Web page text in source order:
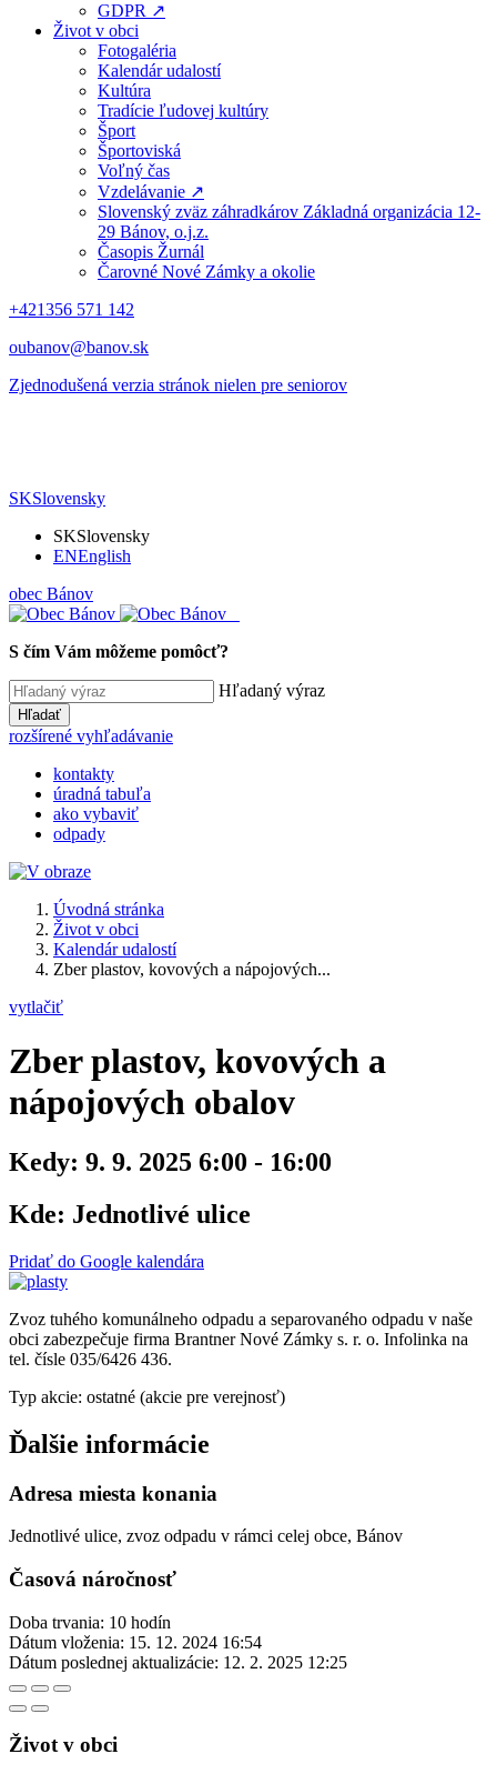
GDPR ↗
Život v obci
Fotogaléria
Kalendár udalostí
Kultúra
Tradície ľudovej kultúry
Šport
Športoviská
Voľný čas
Vzdelávanie ↗
Slovenský zväz záhradkárov Základná organizácia 12-
29 Bánov, o.j.z.
Časopis Žurnál
Čarovné Nové Zámky a okolie
+421356 571 142
oubanov@banov.sk
Zjednodušená verzia stránok nielen pre seniorov
SKSlovensky
SKSlovensky
ENEnglish
obec Bánov
S čím Vám môžeme pomôcť?
Hľadaný výraz
Hľadať
rozšírené vyhľadávanie
kontakty
úradná tabuľa
ako vybaviť
odpady
Úvodná stránka
Život v obci
Kalendár udalostí
Zber plastov, kovových a nápojových...
vytlačiť
Zber plastov, kovových a
nápojových obalov
Kedy: 9. 9. 2025 6:00 - 16:00
Kde: Jednotlivé ulice
Pridať do Google kalendára
Zvoz tuhého komunálneho odpadu a separovaného odpadu v naše
obci zabezpečuje firma Brantner Nové Zámky s. r. o. Infolinka na
tel. čísle 035/6426 436.
Typ akcie: ostatné (akcie pre verejnosť)
Ďalšie informácie
Adresa miesta konania
Jednotlivé ulice, zvoz odpadu v rámci celej obce, Bánov
Časová náročnosť
Doba trvania: 10 hodín
Dátum vloženia: 15. 12. 2024 16:54
Dátum poslednej aktualizácie: 12. 2. 2025 12:25
Život v obci